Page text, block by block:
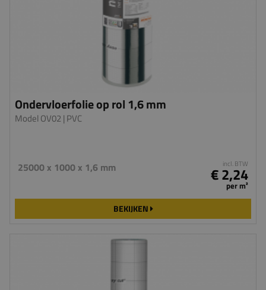
Ondervloerfolie op rol 1,6 mm
Model OV02| PVC
25000 x 1000 x 1,6 mm incl. BTW
€ 2,24
per m²
BEKIJKEN